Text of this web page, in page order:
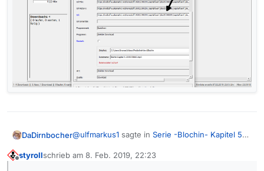
DaDirnbocher@ulfmarkus1 sagte in Serie -Blochin- Kapitel 5
styrollschrieb am 8. Feb. 2019, 22:23
zuletzt editiert von